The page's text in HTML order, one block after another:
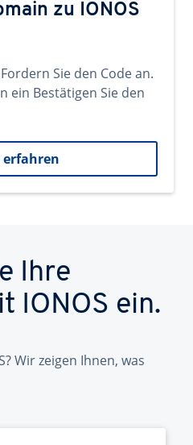
zu IONOS
Sie den Code an.
ein Bestätigen Sie den
erfahren
Ihre
IONOS ein.
Wir zeigen Ihnen, was